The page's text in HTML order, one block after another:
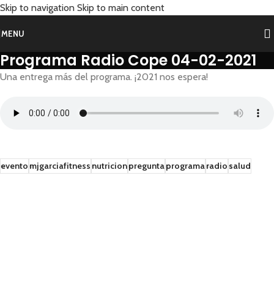
Skip to navigation Skip to main content
MENU
Programa Radio Cope 04-02-2021
Una entrega más del programa. ¡2021 nos espera!
eventomjgarciafitnessnutricionpreguntaprogramaradiosalud